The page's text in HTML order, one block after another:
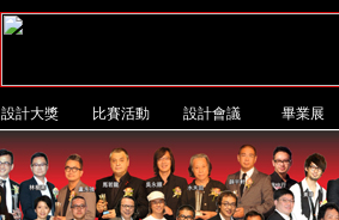
設計大獎 比賽活動 設計會議 畢業展